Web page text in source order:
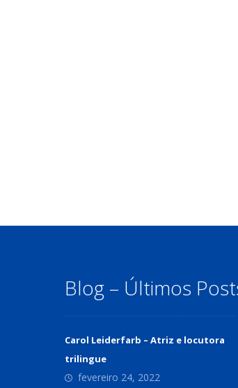
Blog – Últimos
Carol Leiderfarb – Atriz e locutora
trilingue
fevereiro 24, 2022